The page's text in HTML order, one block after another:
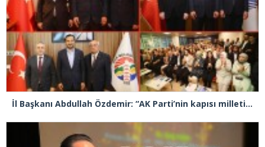
İl Başkanı Abdullah Özdemir: “AK Parti’nin kapısı milletine hizmet etmek isteyen herkese açıktır”